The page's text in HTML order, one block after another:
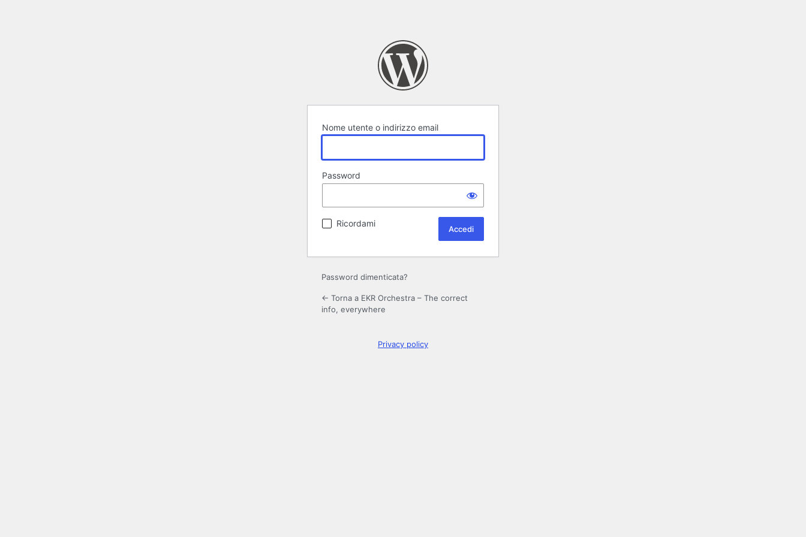
Nome utente o indirizzo email
Password
Ricordami
Password dimenticata?
← Torna a EKR Orchestra – The correct
info, everywhere
Privacy policy